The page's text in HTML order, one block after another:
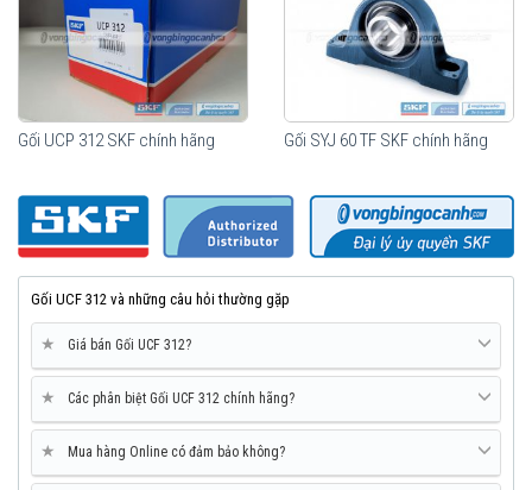
Gối UCP 312 SKF chính hãng Gối SYJ 60 TF SKF chính hãng
Gối UCF 312 và những câu hỏi thường gặp
★ Giá bán Gối UCF 312?
★ Các phân biệt Gối UCF 312 chính hãng?
★ Mua hàng Online có đảm bảo không?